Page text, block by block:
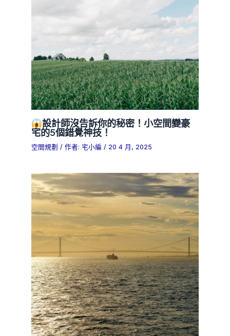
設計師沒告訴你的秘密！小空間變豪
宅的5個錯覺神技！
空間規劃 / 作者: 宅小編 / 20 4 月, 2025